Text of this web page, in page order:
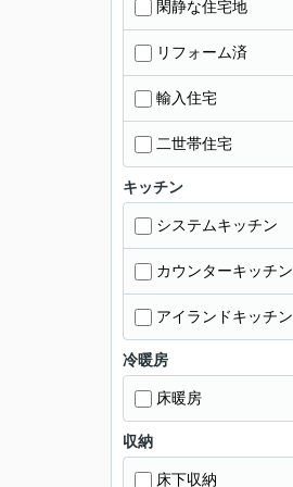
閑静な住宅地
リフォーム済
輸入住宅
二世帯住宅
キッチン
システムキッチン
カウンターキッチン
アイランドキッチン
冷暖房
床暖房
収納
床下収納